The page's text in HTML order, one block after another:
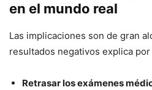
en el mundo real
Las implicaciones son de gran
resultados negativos explica
Retrasar los exámenes